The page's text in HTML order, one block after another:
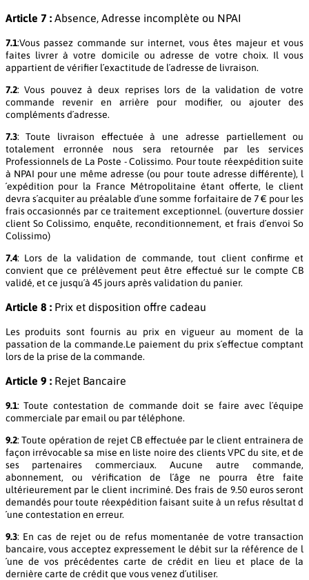
Article 7 :Absence, Adresse incomplète ou NPAI
7.1:Vous passez commande sur internet, vous êtes majeur et vous
faites livrer à votre domicile ou adresse de votre choix. Il vous
appartient de vérifier l´exactitude de l´adresse de livraison.
7.2: Vous pouvez à deux reprises lors de la validation de votre
commande revenir en arrière pour modifier, ou ajouter des
compléments d´adresse.
7.3: Toute livraison effectuée à une adresse partiellement ou
totalement erronnée nous sera retournée par les services
Professionnels de La Poste - Colissimo. Pour toute réexpédition suite
à NPAI pour une même adresse (ou pour toute adresse différente), l
´expédition pour la France Métropolitaine étant offerte, le client
devra s´acquiter au préalable d´une somme forfaitaire de 7 € pour les
frais occasionnés par ce traitement exceptionnel. (ouverture dossier
client So Colissimo, enquête, reconditionnement, et frais d´envoi So
Colissimo)
7.4: Lors de la validation de commande, tout client confirme et
convient que ce prélèvement peut être effectué sur le compte CB
validé, et ce jusqu´à 45 jours après validation du panier.
Article 8 :Prix et disposition offre cadeau
Les produits sont fournis au prix en vigueur au moment de la
passation de la commande.Le paiement du prix s´effectue comptant
lors de la prise de la commande.
Article 9 :Rejet Bancaire
9.1: Toute contestation de commande doit se faire avec l´équipe
commerciale par email ou par téléphone.
9.2: Toute opération de rejet CB effectuée par le client entrainera de
façon irrévocable sa mise en liste noire des clients VPC du site, et de
ses partenaires commerciaux. Aucune autre commande,
abonnement, ou vérification de l´âge ne pourra être faite
ultérieurement par le client incriminé. Des frais de 9.50 euros seront
demandés pour toute réexpédition faisant suite à un refus résultat d
´une contestation en erreur.
9.3: En cas de rejet ou de refus momentanée de votre transaction
bancaire, vous acceptez expressement le débit sur la référence de l
´une de vos précédentes carte de crédit en lieu et place de la
dernière carte de crédit que vous venez d´utiliser.